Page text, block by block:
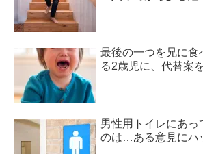
最後の一つを兄に食
る2歳児に、代替案
男性用トイレにあっ
のは…ある意見にハ